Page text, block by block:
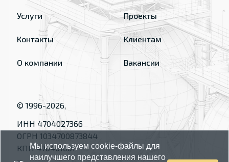
Услуги
Контакты
О компании
Проекты
Клиентам
Вакансии
© 1996-2026,
ИНН 4704027366
ОГРН 1034700873844
КПП 470401001
Мы используем cookie-файлы для
наилучшего представления нашего